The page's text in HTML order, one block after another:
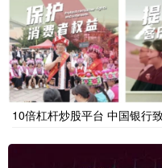
10倍杠杆炒股平台 中国银行